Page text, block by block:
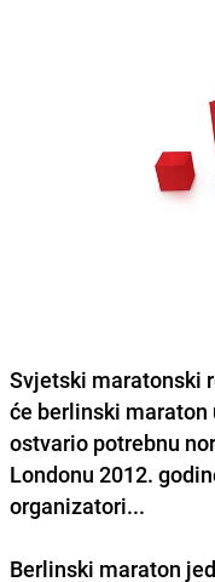
Svjetski maratonski
će berlinski maraton
ostvario potrebnu
Londonu 2012.
organizatori...
Berlinski maraton